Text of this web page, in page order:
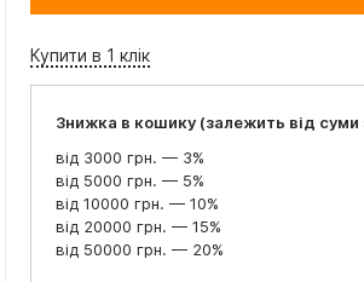
Купити в 1 клік
Знижка в кошику (залежить від суми
від 3000 грн. — 3%
від 5000 грн. — 5%
від 10000 грн. — 10%
від 20000 грн. — 15%
від 50000 грн. — 20%